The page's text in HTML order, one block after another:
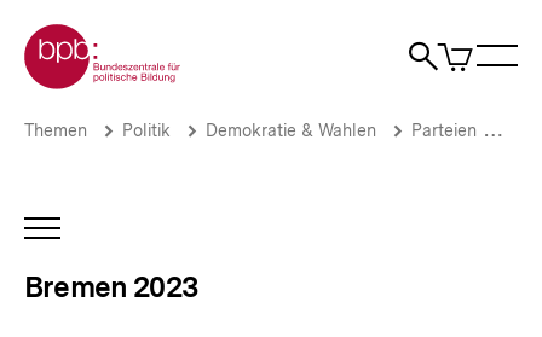
zum
Seiteninhalt
springen
Zur Startseite der bpb
Suche
Artikel
im
PARTEI
Bürgerschaftswahl
2023
Brotkrümelnavigation
Pfadnavigation
Themen Politik Demokratie & Wahlen Parteien
INHALTSNAVIGATION
Bremen 2023